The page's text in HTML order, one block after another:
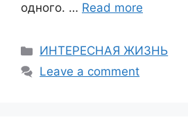
одного. … Read more
Categories
ИНТЕРЕСНАЯ ЖИЗНЬ
Leave a comment